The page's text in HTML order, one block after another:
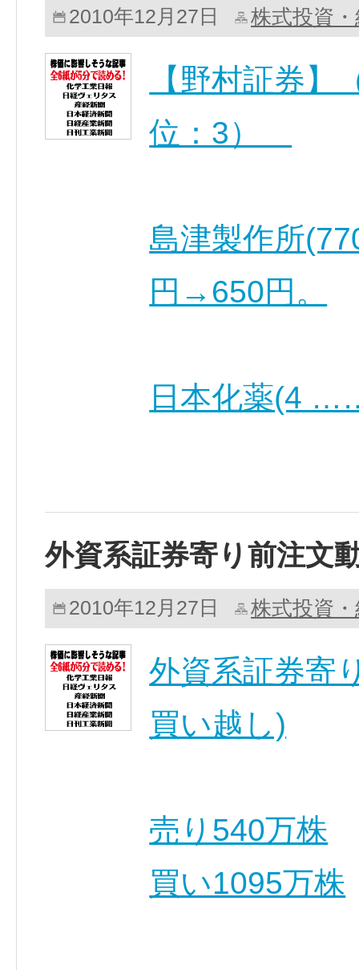
2010年12月27日 株式投資
【野村証券
位：3）
島津製作所
円→650円。
日本化薬(4
外資系証券寄り前注文
2010年12月27日 株式投資
外資系証券寄
買い越し)
売り540万株
買い1095万株